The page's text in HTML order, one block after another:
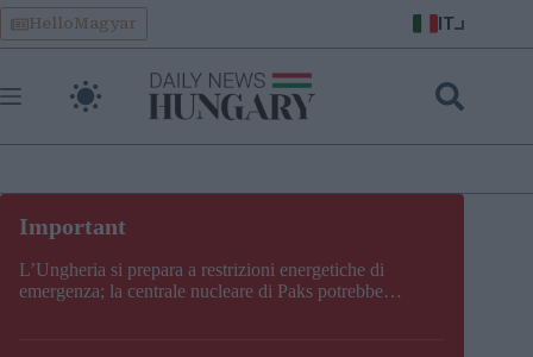
Skip
to
content
HelloMagyar IT
L’Ungheria si prepara a restrizioni energetiche di
emergenza; la centrale nucleare di Paks potrebbe